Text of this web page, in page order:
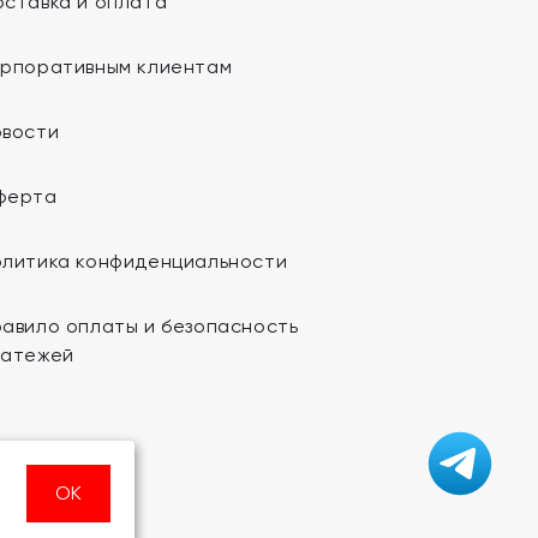
клиентам
конфиденциальности
оплаты и безопасность
ОК